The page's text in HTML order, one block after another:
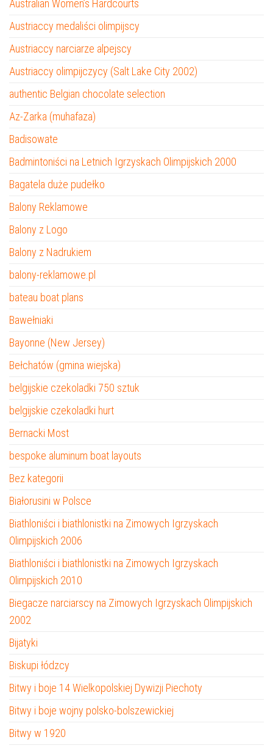
Australian Women’s Hardcourts
Austriaccy medaliści olimpijscy
Austriaccy narciarze alpejscy
Austriaccy olimpijczycy (Salt Lake City 2002)
authentic Belgian chocolate selection
Az-Zarka (muhafaza)
Badisowate
Badmintoniści na Letnich Igrzyskach Olimpijskich 2000
Bagatela duże pudełko
Balony Reklamowe
Balony z Logo
Balony z Nadrukiem
balony-reklamowe.pl
bateau boat plans
Bawełniaki
Bayonne (New Jersey)
Bełchatów (gmina wiejska)
belgijskie czekoladki 750 sztuk
belgijskie czekoladki hurt
Bernacki Most
bespoke aluminum boat layouts
Bez kategorii
Białorusini w Polsce
Biathloniści i biathlonistki na Zimowych Igrzyskach
Olimpijskich 2006
Biathloniści i biathlonistki na Zimowych Igrzyskach
Olimpijskich 2010
Biegacze narciarscy na Zimowych Igrzyskach Olimpijskich
2002
Bijatyki
Biskupi łódzcy
Bitwy i boje 14 Wielkopolskiej Dywizji Piechoty
Bitwy i boje wojny polsko-bolszewickiej
Bitwy w 1920